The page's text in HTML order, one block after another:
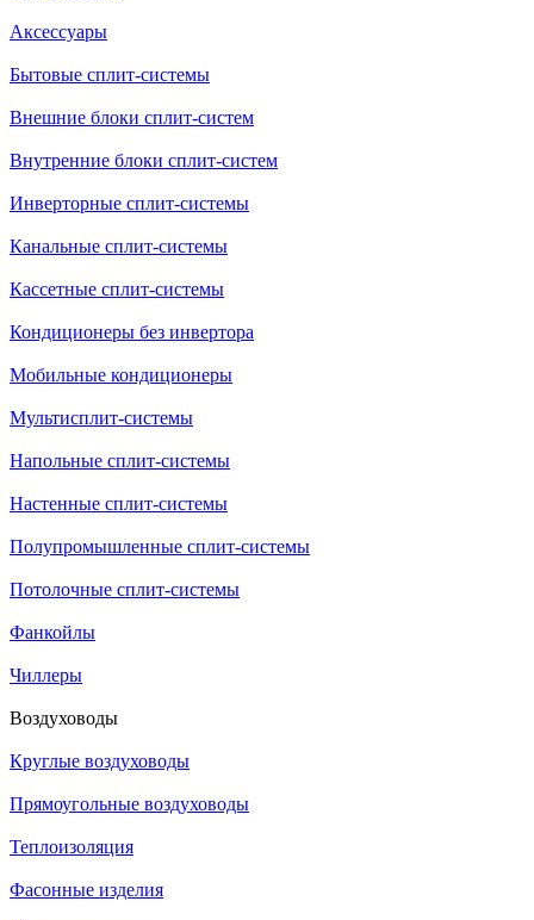
Аксессуары
Бытовые сплит-системы
Внешние блоки сплит-систем
Внутренние блоки сплит-систем
Инверторные сплит-системы
Канальные сплит-системы
Кассетные сплит-системы
Кондиционеры без инвертора
Мобильные кондиционеры
Мультисплит-системы
Напольные сплит-системы
Настенные сплит-системы
Полупромышленные сплит-системы
Потолочные сплит-системы
Фанкойлы
Чиллеры
Воздуховоды
Круглые воздуховоды
Прямоугольные воздуховоды
Теплоизоляция
Фасонные изделия